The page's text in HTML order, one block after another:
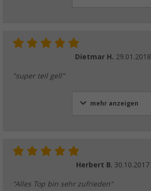
Dietmar H. 29.01.2018
"super teil gell"
mehr anzeigen
Herbert B. 30.10.2017
"Alles Top bin sehr zufrieden"